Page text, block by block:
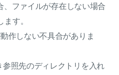
、ファイルが存在しない場合
す。
作しない不具合がありま
参照先のディレクトリを入れ